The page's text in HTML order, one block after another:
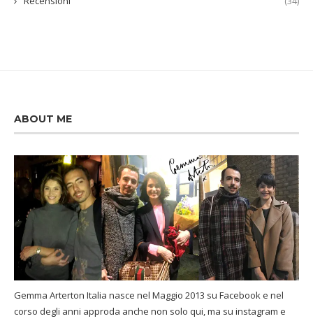
ABOUT ME
Gemma Arterton Italia nasce nel Maggio 2013 su Facebook e nel
corso degli anni approda anche non solo qui, ma su instagram e